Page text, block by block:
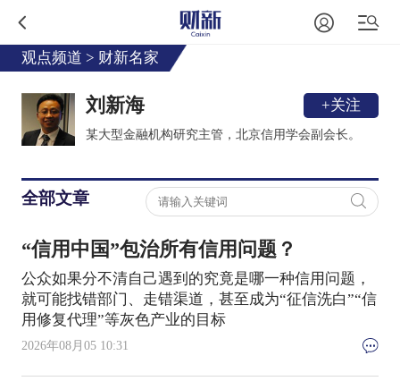
观点频道 > 财新名家
刘新海 +关注
某大型金融机构研究主管，北京信用学会副会长。
全部文章
“信用中国”包治所有信用问题？
公众如果分不清自己遇到的究竟是哪一种信用问题，
就可能找错部门、走错渠道，甚至成为“征信洗白”“信
用修复代理”等灰色产业的目标
2026年08月05 10:31